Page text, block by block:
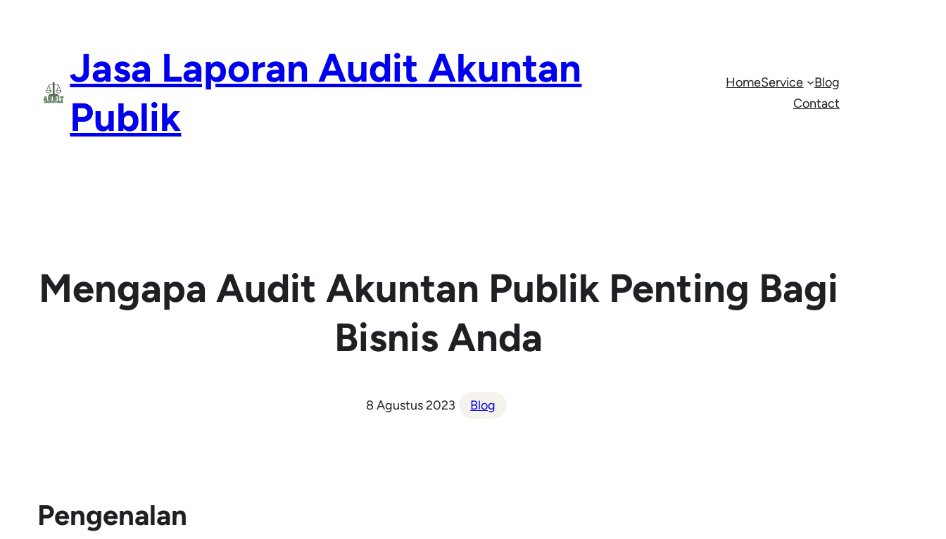
Jasa Laporan Audit Akuntan
Publik
HomeService
Blog
Contact
Mengapa Audit Akuntan Publik Penting Bagi
Bisnis Anda
8 Agustus 2023 Blog
Pengenalan